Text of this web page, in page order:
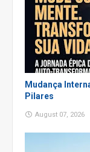
Mudança
Pilares
August 07, 2026